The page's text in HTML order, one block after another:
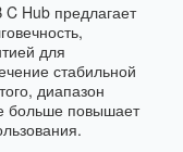
C Hub предлагает
для
стабильной
диапазон
больше повышает